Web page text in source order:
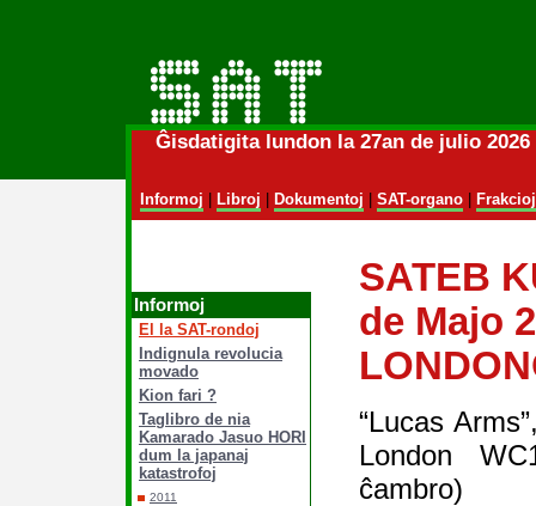
Ĝisdatigita lundon la 27an de julio
Informoj Libroj Dokumentoj SAT-organo| Frakcioj
Informoj
El la SAT-rondoj
Indignula revolucia
movado
Kion fari ?
Taglibro de nia
Kamarado Jasuo HORI
dum la japanaj
katastrofoj
2011
SATEB
de Majo
“Lucas
London
ĉambro)